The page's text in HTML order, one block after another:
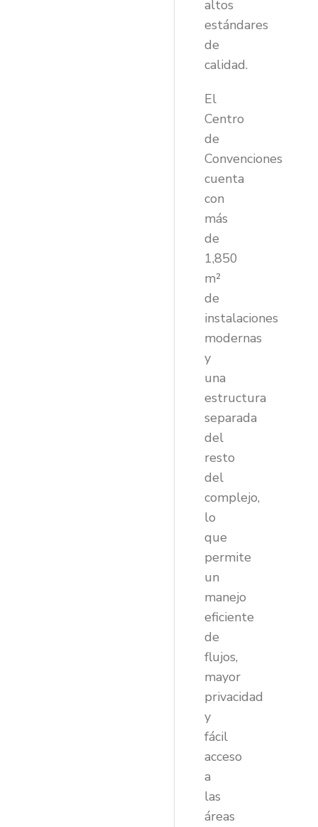
altos
estándares
de
calidad.
El
Centro
de
Convenciones
cuenta
con
más
de
1,850
m²
de
instalaciones
modernas
y
una
estructura
separada
del
resto
del
complejo,
lo
que
permite
un
manejo
eficiente
de
flujos,
mayor
privacidad
y
fácil
acceso
a
las
áreas